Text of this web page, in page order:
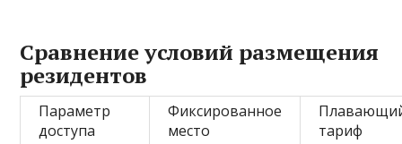
Сравнение условий размещения
резидентов
Параметр
доступа
Фиксированное
место
тариф